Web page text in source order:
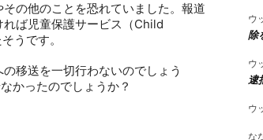
の他のことを恐れていました。報道
ば児童保護サービス（Child
うです。
移送を一切行わないのでしょう
かったのでしょうか？
ウ
除
ウ
逮
ウ
な